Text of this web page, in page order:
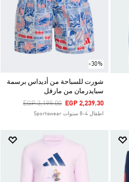
-30%
شورت للسباحة من أديداس برسمة
سبايدرمان من مارفل
Price Reduced From
EGP 3,199.00ToEGP 2,239.30
اطفال 4-8 سنوات Sportswear